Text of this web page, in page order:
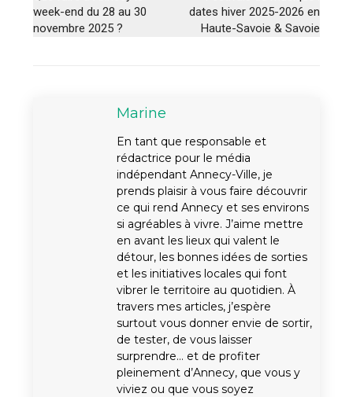
week-end du 28 au 30
novembre 2025 ?
dates hiver 2025-2026 en
Haute-Savoie & Savoie
Marine
En tant que responsable et
rédactrice pour le média
indépendant Annecy-Ville, je
prends plaisir à vous faire découvrir
ce qui rend Annecy et ses environs
si agréables à vivre. J’aime mettre
en avant les lieux qui valent le
détour, les bonnes idées de sorties
et les initiatives locales qui font
vibrer le territoire au quotidien. À
travers mes articles, j’espère
surtout vous donner envie de sortir,
de tester, de vous laisser
surprendre… et de profiter
pleinement d’Annecy, que vous y
viviez ou que vous soyez